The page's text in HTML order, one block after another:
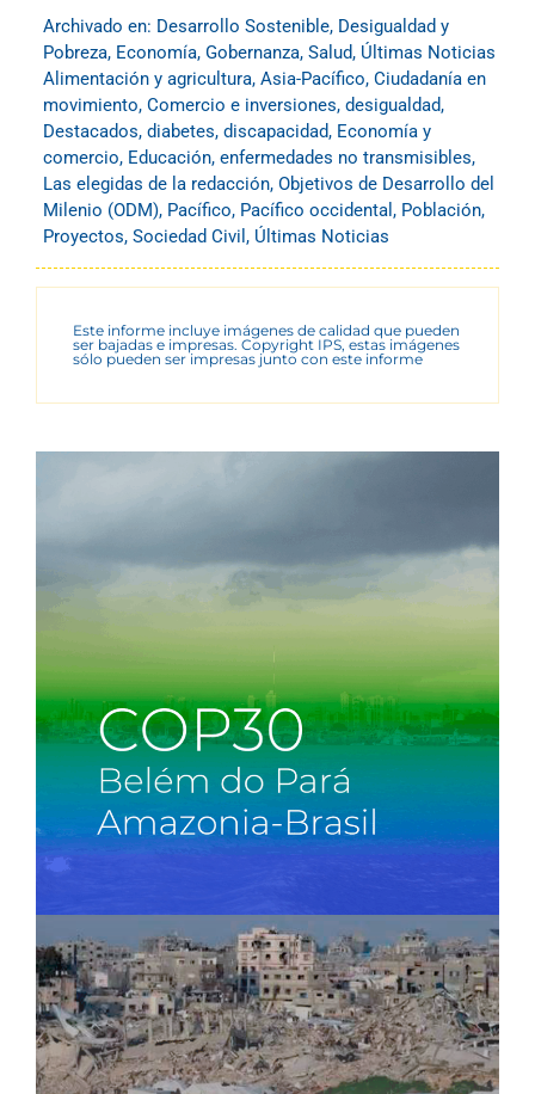
Archivado en: Desarrollo Sostenible, Desigualdad y
Pobreza, Economía, Gobernanza, Salud, Últimas Noticias
Alimentación y agricultura, Asia-Pacífico, Ciudadanía en
movimiento, Comercio e inversiones, desigualdad,
Destacados, diabetes, discapacidad, Economía y
comercio, Educación, enfermedades no transmisibles,
Las elegidas de la redacción, Objetivos de Desarrollo del
Milenio (ODM), Pacífico, Pacífico occidental , Población,
Proyectos, Sociedad Civil , Últimas Noticias
Este informe incluye imágenes de calidad que pueden
ser bajadas e impresas. Copyright IPS, estas imágenes
sólo pueden ser impresas junto con este informe